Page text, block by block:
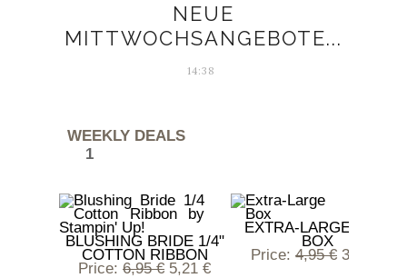
NEUE
MITTWOCHSANGEBOTE...
14:38
WEEKLY DEALS
1
BLUSHING BRIDE 1/4"
COTTON RIBBON
Price: 6,95 € 5,21 €
EXTRA-LARGE GIFT
BOX
Price: 4,95 € 3,71 €